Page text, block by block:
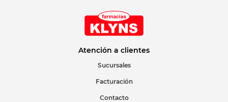
Correo electrónicoAtención a clientes
Sucursales
Facturación
Contacto